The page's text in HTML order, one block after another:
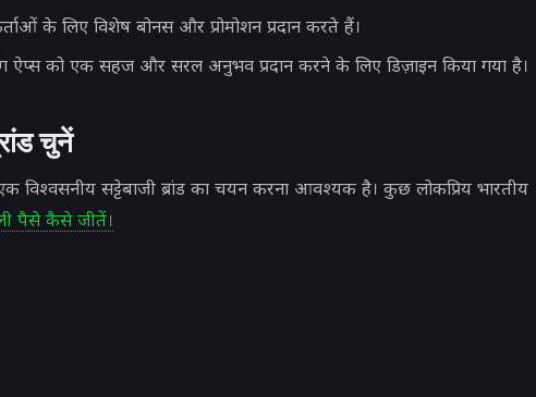
के लिए विशेष बोनस और प्रोमोशन प्रदान करते हैं।
ऐप्स को एक सहज और सरल अनुभव प्रदान करने के लिए डिज़ाइन किया गया है।
चुनें
विश्वसनीय सट्टेबाजी ब्रांड का चयन करना आवश्यक है। कुछ लोकप्रिय भारतीय
पैसे कैसे जीतें।